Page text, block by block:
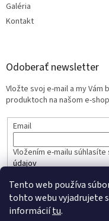
Tento web používa
tohto webu vyjadrujete
informáciítu.
Galéria
Kontakt
Odoberať newsletter
Vložte svoj e-mail a my
produktoch na našom e-
Email
Vložením e-mailu súhlasíte
údajov
PRIHLÁSIŤ SA